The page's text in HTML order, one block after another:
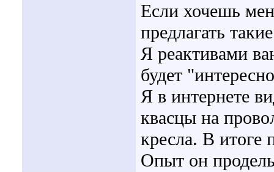
Если хочешь
предлагать
Я реактивами
будет
Я в интернете
квасцы на
кресла. В итоге
Опыт он